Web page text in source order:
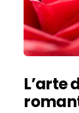
L’arte